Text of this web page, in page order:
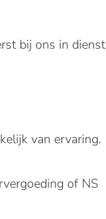
bij ons in dienst
van ervaring.
of NS